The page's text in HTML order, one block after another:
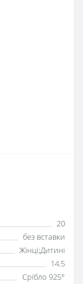
20
без вставки
Жінці;Дитині
14.5
Срібло 925°